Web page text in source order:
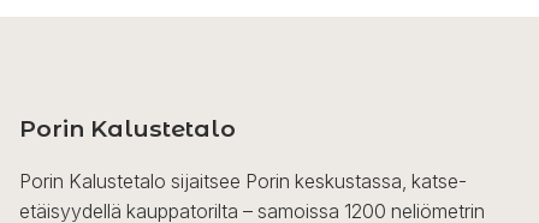
Porin Kalustetalo
Porin Kalustetalo sijaitsee Porin keskustassa, katse-
etäisyydellä kauppatorilta – samoissa 1200 neliömetrin